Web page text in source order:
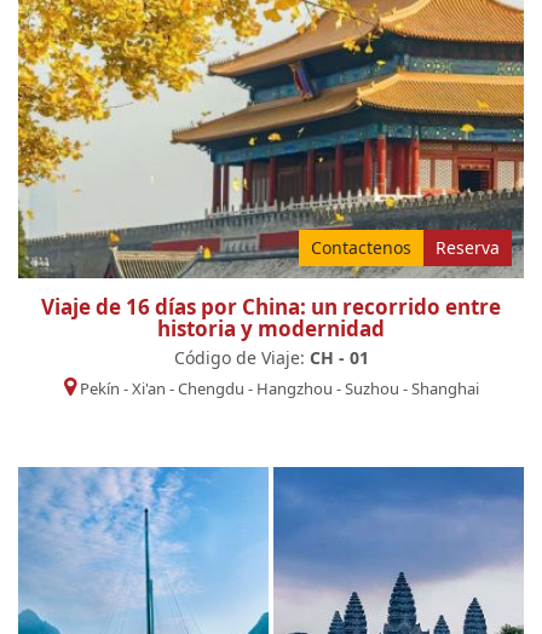
Contactenos Reserva
Viaje de 16 días por China: un recorrido entre
historia y modernidad
Código de Viaje: CH - 01
Pekín -Xi'an -Chengdu - Hangzhou -Suzhou -Shanghai